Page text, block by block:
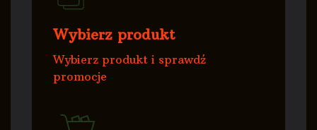
Wybierz produkt
Wybierz produkt i sprawdź
promocje